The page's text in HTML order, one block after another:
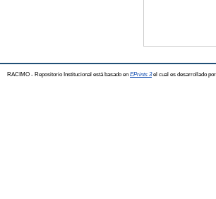
RACIMO - Repositorio Institucional está basado en EPrints 3el cual es desarrollado